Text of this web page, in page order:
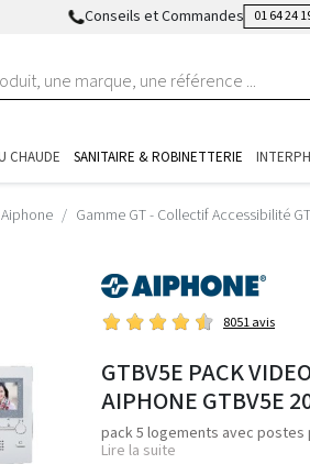
Conseils et Commandes 01 64 24
CHAUDE SANITAIRE & ROBINETTERIE
Gamme GT - Collectif Accessibilité GT
8051 avis
GTBV5E PACK
AIPHONE GTBV5E
pack 5 logements avec postes
Lire la suite